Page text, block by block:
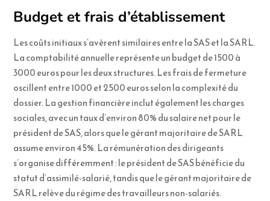
Budget et frais d’établissement
Les coûts initiaux s’avèrent similaires entre la SAS et la SARL.
La comptabilité annuelle représente un budget de 1500 à
3000 euros pour les deux structures. Les frais de fermeture
oscillent entre 1000 et 2500 euros selon la complexité du
dossier. La gestion financière inclut également les charges
sociales, avec un taux d’environ 80% du salaire net pour le
président de SAS, alors que le gérant majoritaire de SARL
assume environ 45%. La rémunération des dirigeants
s’organise différemment : le président de SAS bénéficie du
statut d’assimilé-salarié, tandis que le gérant majoritaire de
SARL relève du régime des travailleurs non-salariés.